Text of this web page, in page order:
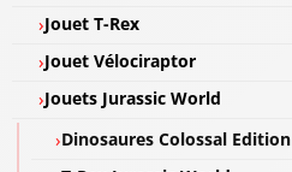
Jouet T-Rex
Jouet Vélociraptor
Jouets Jurassic World
Dinosaures Colossal Edition